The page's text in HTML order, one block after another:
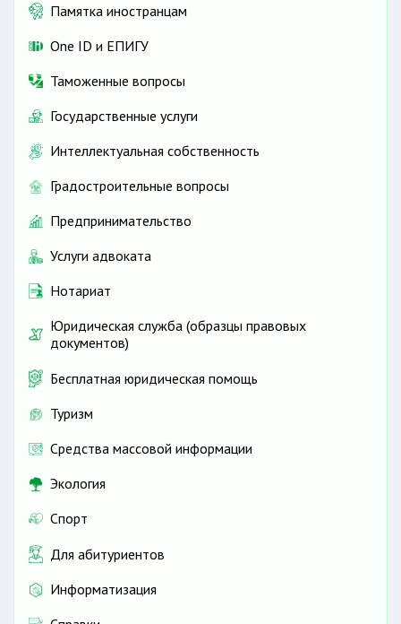
Памятка иностранцам
One ID и ЕПИГУ
Таможенные вопросы
Государственные услуги
Интеллектуальная собственность
Градостроительные вопросы
Предпринимательство
Услуги адвоката
Нотариат
Юридическая служба (образцы правовых
документов)
Бесплатная юридическая помощь
Туризм
Средства массовой информации
Экология
Спорт
Для абитуриентов
Информатизация